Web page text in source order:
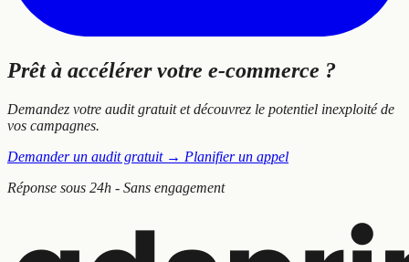
Prêt à accélérervotre e-commerce ?
Demandez votre audit gratuit et découvrez le potentiel inexploité de
vos campagnes.
Demander un audit gratuit → Planifier un appel
Réponse sous 24h - Sans engagement